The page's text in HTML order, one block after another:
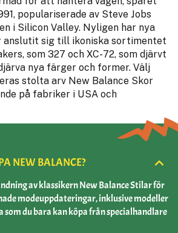
populariserade av Steve Jobs
i Silicon Valley. Nyligen har nya
sig till ikoniska sortimentet
som 327 och XC-72, som djärvt
nya färger och former. Välj
stolta arv New Balance Skor
på fabriker i USA och
NEW BALANCE?
av klassikern New Balance Stilar för
modeuppdateringar, inklusive modeller
som du bara kan köpa från specialhandlare